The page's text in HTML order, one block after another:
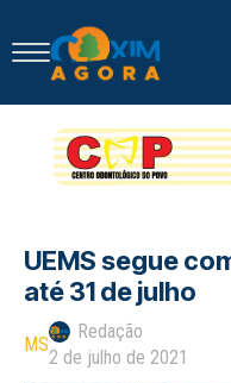
UEMS segue
até 31 de julho
MS
Redação
2 de julho de 2021